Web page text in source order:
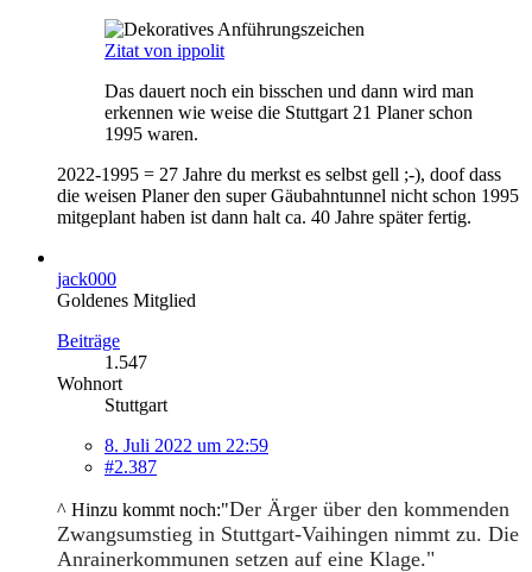
Zitat von ippolit
Das dauert noch ein bisschen und dann wird man
erkennen wie weise die Stuttgart 21 Planer schon
1995 waren.
2022-1995 = 27 Jahre du merkst es selbst gell ;-), doof dass
die weisen Planer den super Gäubahntunnel nicht schon 1995
mitgeplant haben ist dann halt ca. 40 Jahre später fertig.
jack000
Goldenes Mitglied
Beiträge
1.547
Wohnort
Stuttgart
8. Juli 2022 um 22:59
#2.387
^ Hinzu kommt noch:"Der Ärger über den kommenden
Zwangsumstieg in Stuttgart-Vaihingen nimmt zu. Die
Anrainerkommunen setzen auf eine Klage."